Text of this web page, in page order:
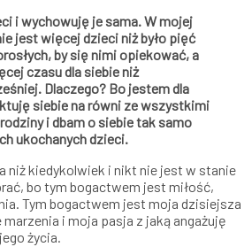
i wychowuję je sama. W mojej
jest więcej dzieci niż było pięć
by się nimi opiekować, a
czasu dla siebie niż
Dlaczego? Bo jestem dla
siebie na równi ze wszystkimi
i dbam o siebie tak samo
ukochanych dzieci.
niż kiedykolwiek i nikt nie jest w stanie
bo tym bogactwem jest miłość,
Tym bogactwem jest moja dzisiejsza
i moja pasja z jaką angażuję
życia.